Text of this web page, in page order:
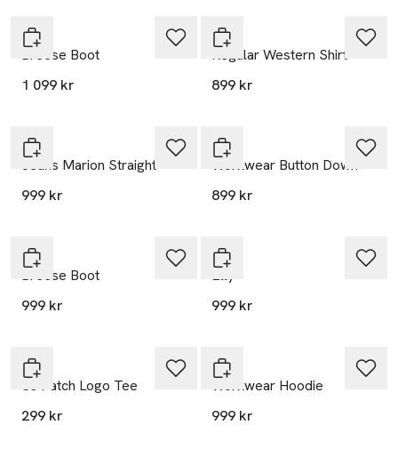
Lee
Breese Boot
1 099 kr
Lee
Regular Western Shirt
899 kr
Lee
Jeans Marion Straight
999 kr
Lee
Workwear Button Down
899 kr
Lee
Breese Boot
999 kr
Lee
Elly
999 kr
Lee
Ss Patch Logo Tee
299 kr
Lee
Workwear Hoodie
999 kr